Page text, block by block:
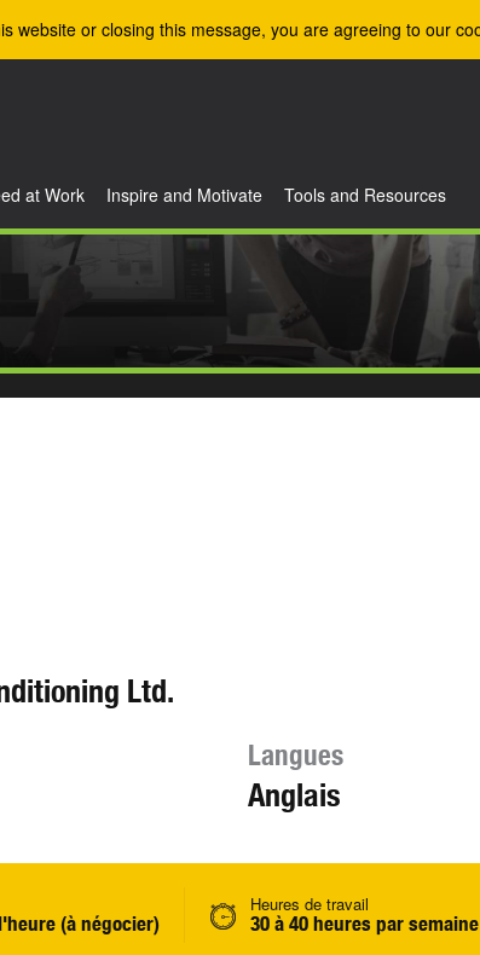
website or closing this message, you are agreeing to our
at Work Inspire and Motivate Tools and Resources
Ltd.
Langues
Anglais
(à négocier)
Heures de travail
30 à 40 heures par semaine